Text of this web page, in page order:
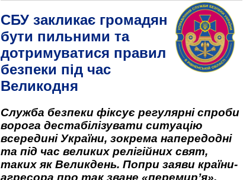
СБУ закликає громадян
бути пильними та
дотримуватися правил
безпеки під час
Великодня
Служба безпеки фіксує регулярні спроби
ворога дестабілізувати ситуацію
всередині України, зокрема напередодні
та під час великих релігійних свят,
таких як Великдень. Попри заяви країни-
агресора про так зване «перемир’я»,